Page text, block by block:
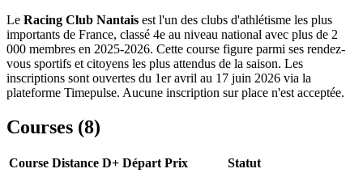
Le Racing Club Nantais est l'un des clubs d'athlétisme les plus
importants de France, classé 4e au niveau national avec plus de 2
000 membres en 2025-2026. Cette course figure parmi ses rendez-
vous sportifs et citoyens les plus attendus de la saison. Les
inscriptions sont ouvertes du 1er avril au 17 juin 2026 via la
plateforme Timepulse. Aucune inscription sur place n'est acceptée.
Courses (8)
Course Distance D+ Départ Prix
Statut